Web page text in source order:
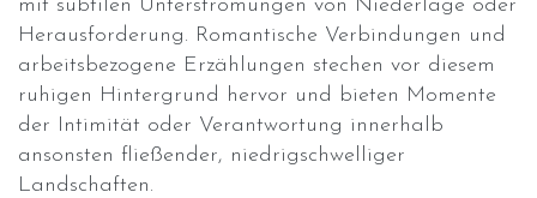
mit subtilen Unterströmungen von Niederlage oder
Herausforderung. Romantische Verbindungen und
arbeitsbezogene Erzählungen stechen vor diesem
ruhigen Hintergrund hervor und bieten Momente
der Intimität oder Verantwortung innerhalb
ansonsten fließender, niedrigschwelliger
Landschaften.